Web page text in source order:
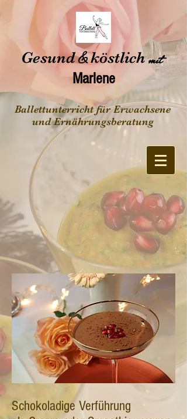
Gesund&köstlichmit
Marlene
Ballettunterricht für Erwachsene
und Ernährungsberatung
Schokoladige Verführung